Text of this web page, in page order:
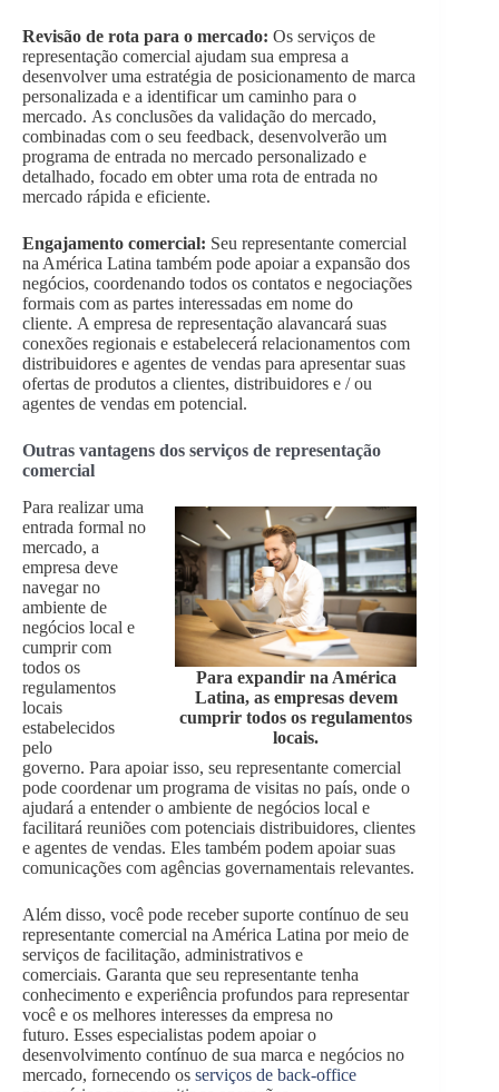
Revisão de rota para o mercado: Os serviços de
representação comercial ajudam sua empresa a
desenvolver uma estratégia de posicionamento de marca
personalizada e a identificar um caminho para o
mercado. As conclusões da validação do mercado,
combinadas com o seu feedback, desenvolverão um
programa de entrada no mercado personalizado e
detalhado, focado em obter uma rota de entrada no
mercado rápida e eficiente.
Engajamento comercial: Seu representante comercial
na América Latina também pode apoiar a expansão dos
negócios, coordenando todos os contatos e negociações
formais com as partes interessadas em nome do
cliente. A empresa de representação alavancará suas
conexões regionais e estabelecerá relacionamentos com
distribuidores e agentes de vendas para apresentar suas
ofertas de produtos a clientes, distribuidores e / ou
agentes de vendas em potencial.
Outras vantagens dos serviços de representação
comercial
Para expandir na América
Latina, as empresas devem
cumprir todos os regulamentos
locais.
Para realizar uma
entrada formal no
mercado, a
empresa deve
navegar no
ambiente de
negócios local e
cumprir com
todos os
regulamentos
locais
estabelecidos
pelo
governo. Para apoiar isso, seu representante comercial
pode coordenar um programa de visitas no país, onde o
ajudará a entender o ambiente de negócios local e
facilitará reuniões com potenciais distribuidores, clientes
e agentes de vendas. Eles também podem apoiar suas
comunicações com agências governamentais relevantes.
Além disso, você pode receber suporte contínuo de seu
representante comercial na América Latina por meio de
serviços de facilitação, administrativos e
comerciais. Garanta que seu representante tenha
conhecimento e experiência profundos para representar
você e os melhores interesses da empresa no
futuro. Esses especialistas podem apoiar o
desenvolvimento contínuo de sua marca e negócios no
mercado, fornecendo os serviços de back-office